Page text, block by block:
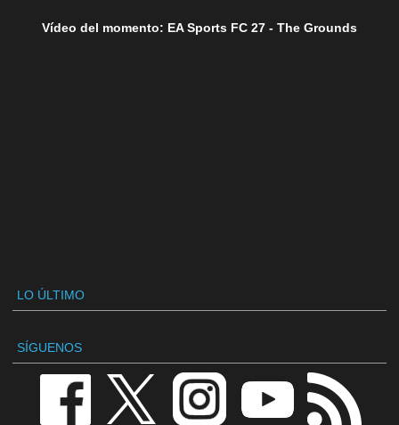
Vídeo del momento: EA Sports FC 27 - The Grounds
LO ÚLTIMO
SÍGUENOS